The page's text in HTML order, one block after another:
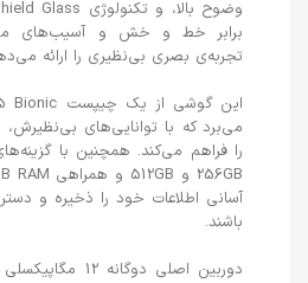
برابر خط و خش و آسیب‌های
تجربه‌ی بصری بی‌نظیری را ارائه
می‌برد که با توانایی‌های
آسانی اطلاعات خود را ذخیره و
باشند.
دوربین اصلی